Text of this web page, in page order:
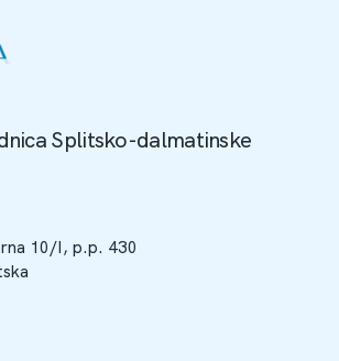
Splitsko-dalmatinske
10/I, p.p. 430